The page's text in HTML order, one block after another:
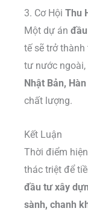
3. Cơ Hội Thu
Một dự án
tế sẽ trở
tư nước
Nhật Bản,
chất lượng.
Kết Luận
Thời điểm
thác triệt để
đầu tư xây
sành, chanh